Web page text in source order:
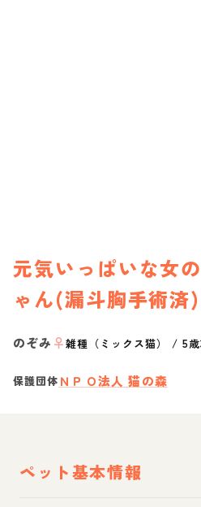
元気いっぱいな女
ゃん(漏斗胸手術済)
のぞみ ♀雑種（ミックス猫） /5
保護団体 ＮＰＯ法人 猫の森
ペット基本情報